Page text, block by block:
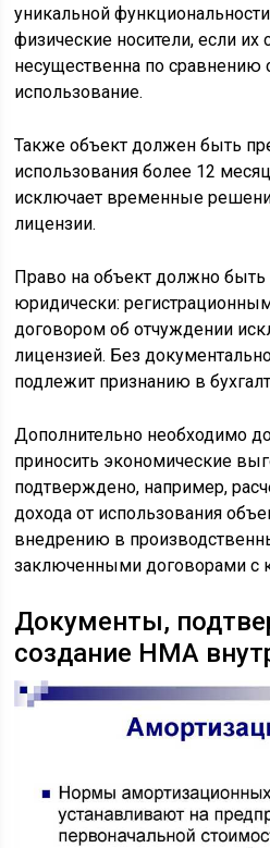
уникальной
физические носители, если их
несущественна по сравнению
использование.
Также объект должен быть
использования более 12
исключает временные
лицензии.
Право на объект должно
юридически:
договором об отчуждении
лицензией. Без
подлежит признанию в
Дополнительно необходимо
приносить экономические
подтверждено, например,
дохода от использования
внедрению в
заключенными договорами с
Документы,
создание НМА